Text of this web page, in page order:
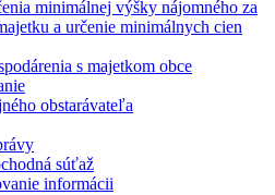
minimálnej výšky nájomného za
a určenie minimálnych cien
s majetkom obce
obstarávateľa
súťaž
informácii